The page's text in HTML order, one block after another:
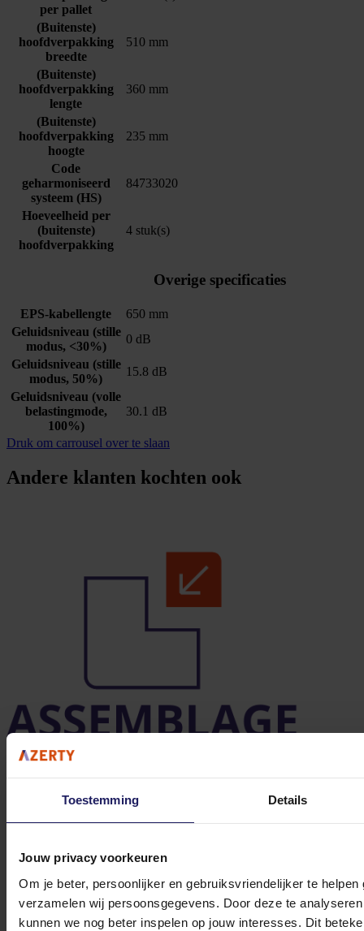
Toestemming Details
Jouw privacy voorkeuren
Om je beter, persoonlijker en gebruiksvriendelijker te
verzamelen wij persoonsgegevens. Door deze te
kunnen we nog beter inspelen op jouw interesses. Dit
per pallet
(Buitenste)
hoofdverpakking
breedte
510 mm
(Buitenste)
hoofdverpakking
lengte
360 mm
(Buitenste)
hoofdverpakking
hoogte
235 mm
Code
geharmoniseerd
systeem (HS)
84733020
Hoeveelheid per
(buitenste)
hoofdverpakking
4 stuk(s)
Overige specificaties
EPS-kabellengte
650 mm
Geluidsniveau (stille
modus, <30%)
0 dB
Geluidsniveau (stille
modus, 50%)
15.8 dB
Geluidsniveau (volle
belastingmode,
100%)
30.1 dB
Druk om carrousel over te slaan
Andere klanten kochten ook
Azerty Pc-assemblage - 1 jaar ondersteuning
2-3 werkdagen
99,-